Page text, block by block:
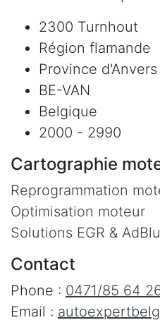
2300 Turnhout
Région flamande
Province d'Anvers
BE-VAN
Belgique
2000 - 2990
Cartographie
Reprogrammation
Optimisation moteur
Solutions EGR &
Contact
Phone : 0471/85 64
Email :